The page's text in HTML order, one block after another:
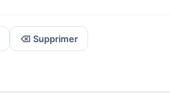
⌫ Supprimer